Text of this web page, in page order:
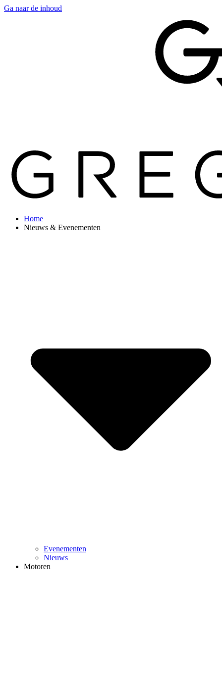
Ga naar de inhoud
Home
Nieuws & Evenementen
Evenementen
Nieuws
Motoren